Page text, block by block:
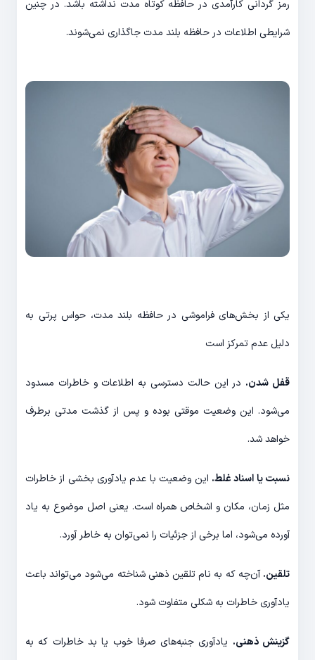
رمز گردانی کارآمدی در حافظه کوتاه مدت نداشته باشد. در چنین
شرایطی اطلاعات در حافظه بلند مدت جاگذاری نمی‌شوند.
یکی از بخش‌های فراموشی در حافظه بلند مدت، حواس پرتی به
دلیل عدم تمرکز است
قفل شدن. در این حالت دسترسی به اطلاعات و خاطرات مسدود
می‌شود. این وضعیت موقتی بوده و پس از گذشت مدتی برطرف
خواهد شد.
نسبت یا اسناد غلط. این وضعیت با عدم یادآوری بخشی از خاطرات
مثل زمان، مکان و اشخاص همراه است. یعنی اصل موضوع به یاد
آورده می‌شود، اما برخی از جزئیات را نمی‌توان به خاطر آورد.
تلقین. آن‌چه که به نام تلقین ذهنی شناخته می‌شود می‌تواند باعث
یادآوری خاطرات به شکلی متفاوت شود.
گزینش ذهنی. یادآوری جنبه‌های صرفا خوب یا بد خاطرات که به